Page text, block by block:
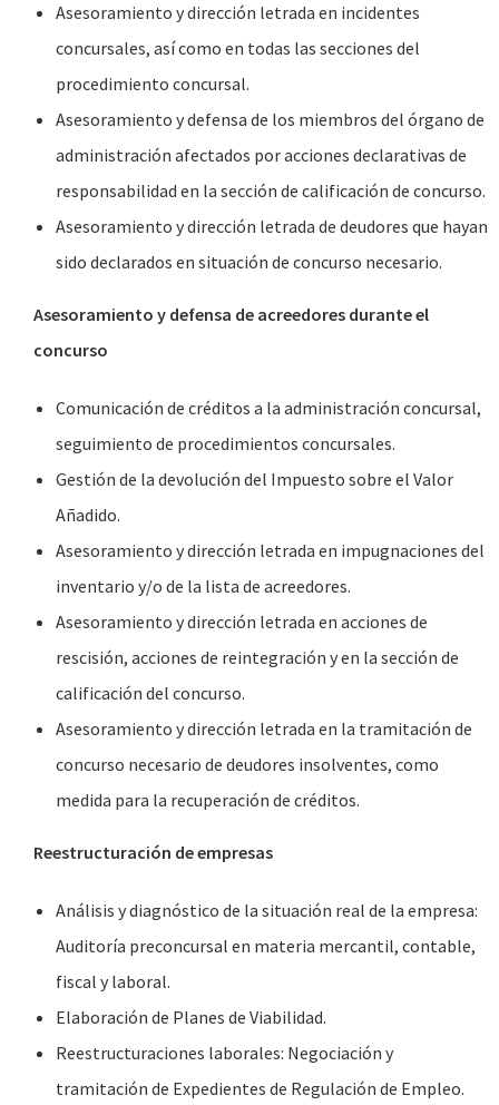
Asesoramiento y dirección letrada en incidentes
concursales, así como en todas las secciones del
procedimiento concursal.
Asesoramiento y defensa de los miembros del órgano de
administración afectados por acciones declarativas de
responsabilidad en la sección de calificación de concurso.
Asesoramiento y dirección letrada de deudores que hayan
sido declarados en situación de concurso necesario.
Asesoramiento y defensa de acreedores durante el
concurso
Comunicación de créditos a la administración concursal,
seguimiento de procedimientos concursales.
Gestión de la devolución del Impuesto sobre el Valor
Añadido.
Asesoramiento y dirección letrada en impugnaciones del
inventario y/o de la lista de acreedores.
Asesoramiento y dirección letrada en acciones de
rescisión, acciones de reintegración y en la sección de
calificación del concurso.
Asesoramiento y dirección letrada en la tramitación de
concurso necesario de deudores insolventes, como
medida para la recuperación de créditos.
Reestructuración de empresas
Análisis y diagnóstico de la situación real de la empresa:
Auditoría preconcursal en materia mercantil, contable,
fiscal y laboral.
Elaboración de Planes de Viabilidad.
Reestructuraciones laborales: Negociación y
tramitación de Expedientes de Regulación de Empleo.